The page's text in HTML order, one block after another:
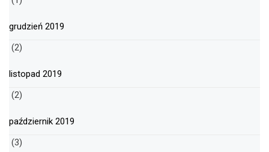
grudzień 2019
(2)
listopad 2019
(2)
październik 2019
(3)